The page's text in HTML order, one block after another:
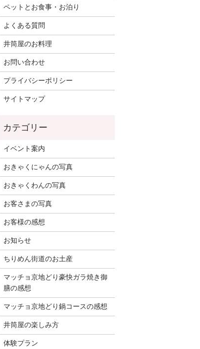
ペットとお食事・お泊り
よくある質問
井筒屋のお料理
お問い合わせ
プライバシーポリシー
サイトマップ
イベント案内
おきゃくにゃんの写真
おきゃくわんの写真
お客さまの写真
お客様の感想
お知らせ
ちりめん街道のお土産
マッチョ京地どり豪快ガラ焼き御
膳の感想
マッチョ京地どり鍋コースの感想
井筒屋の楽しみ方
体験プラン